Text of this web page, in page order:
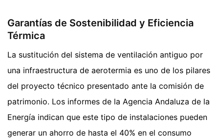
Garantías de Sostenibilidad y Eficiencia
Térmica
La sustitución del sistema de ventilación antiguo por
una infraestructura de aerotermia es uno de los pilares
del proyecto técnico presentado ante la comisión de
patrimonio. Los informes de la Agencia Andaluza de la
Energía indican que este tipo de instalaciones pueden
generar un ahorro de hasta el 40% en el consumo